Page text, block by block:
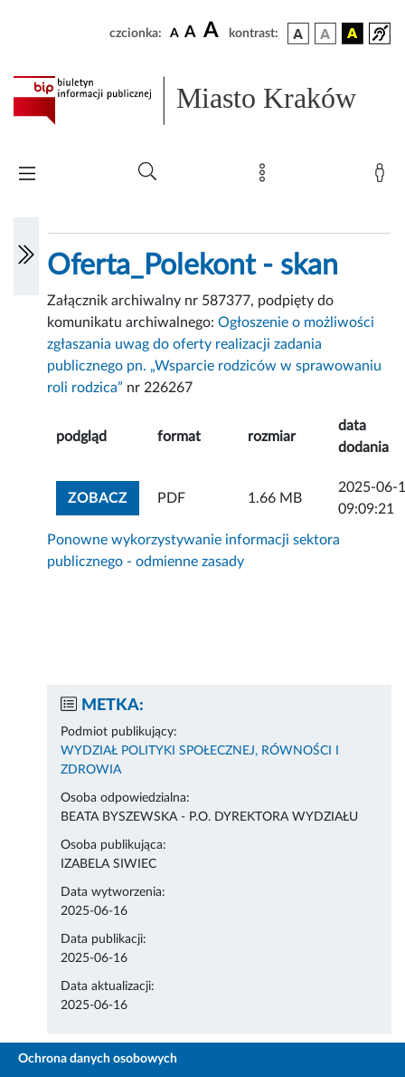
czcionka: A A A kontrast:
Miasto Kraków
Oferta_Polekont - skan
Załącznik archiwalny nr 587377, podpięty do
komunikatu archiwalnego:Ogłoszenie o możliwości
zgłaszania uwag do oferty realizacji zadania
publicznego pn. „Wsparcie rodziców w sprawowaniu
roli rodzica” nr 226267
podgląd format rozmiar
data
dodania
ZOBACZZOBACZ ZAŁĄCZNIK
PDF 1.66 MB
2025-06-
09:09:21
Ponowne wykorzystywanie informacji sektora
publicznego - odmienne zasady
METKA:
Podmiot publikujący:
WYDZIAŁ POLITYKI SPOŁECZNEJ, RÓWNOŚCI I
ZDROWIA
Osoba odpowiedzialna:
BEATA BYSZEWSKA - P.O. DYREKTORA WYDZIAŁU
Osoba publikująca:
IZABELA SIWIEC
Data wytworzenia:
2025-06-16
Data publikacji:
2025-06-16
Data aktualizacji:
2025-06-16
Ochrona danych osobowych